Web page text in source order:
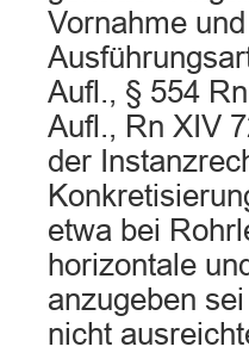
Vornahme
Aufl., § 554
Aufl., Rn XIV
der
etwa bei
horizontale
anzugeben
nicht